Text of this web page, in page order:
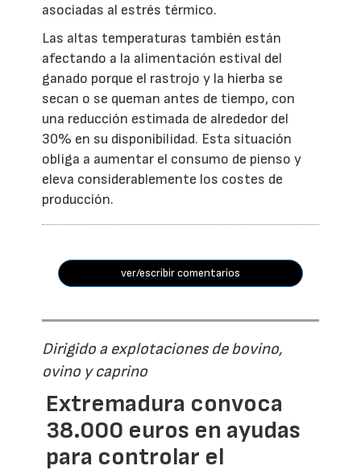
asociadas al estrés térmico.
Las altas temperaturas también están
afectando a la alimentación estival del
ganado porque el rastrojo y la hierba se
secan o se queman antes de tiempo, con
una reducción estimada de alrededor del
30% en su disponibilidad. Esta situación
obliga a aumentar el consumo de pienso y
eleva considerablemente los costes de
producción.
ver/escribir comentarios
Dirigido a explotaciones de bovino,
ovino y caprino
Extremadura convoca
38.000 euros en ayudas
para controlar el